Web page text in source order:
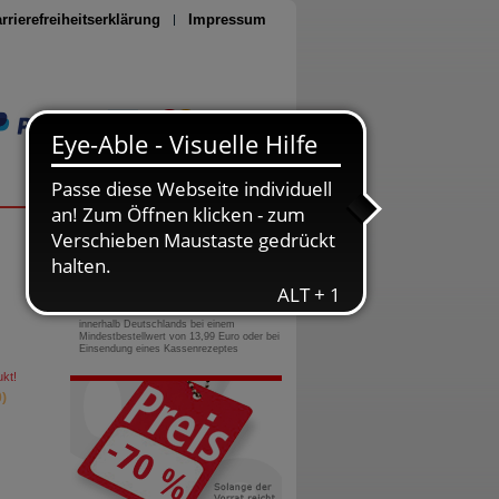
Impressum
Seite drucken
0800-10 11 422
gebührenfreie Rufnummer
innerhalb Deutschlands bei einem
Mindestbestellwert von 13,99 Euro oder bei
Einsendung eines Kassenrezeptes